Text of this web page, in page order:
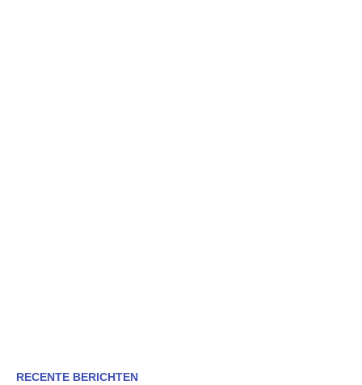
RECENTE BERICHTEN